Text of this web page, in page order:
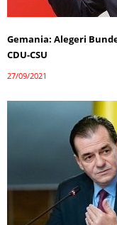
Gemania: Alegeri
CDU-CSU
27/09/2021